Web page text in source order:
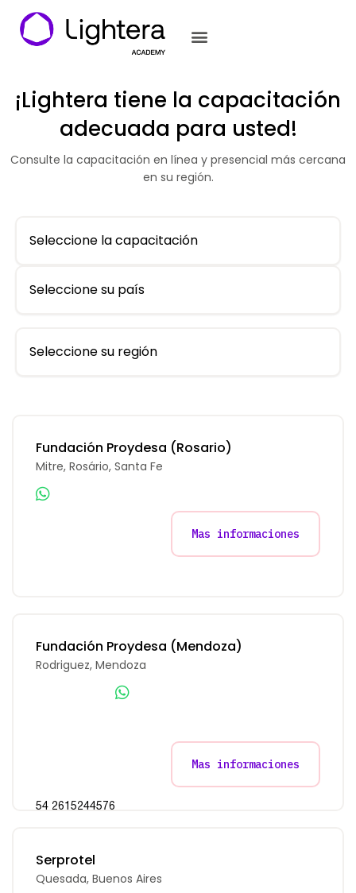
¡Lightera tiene la capacitación
adecuada para usted!
Consulte la capacitación en línea y presencial más cercana
en su región.
Fundación Proydesa (Rosario)
Mitre, Rosário, Santa Fe
Mas informaciones
Fundación Proydesa (Mendoza)
Rodriguez, Mendoza
54 2615244576
Mas informaciones
Serprotel
Quesada, Buenos Aires